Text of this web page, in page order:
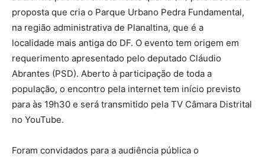
proposta que cria o Parque Urbano Pedra Fundamental,
na região administrativa de Planaltina, que é a
localidade mais antiga do DF. O evento tem origem em
requerimento apresentado pelo deputado Cláudio
Abrantes (PSD). Aberto à participação de toda a
população, o encontro pela internet tem início previsto
para às 19h30 e será transmitido pela TV Câmara Distrital
no YouTube.
Foram convidados para a audiência pública o